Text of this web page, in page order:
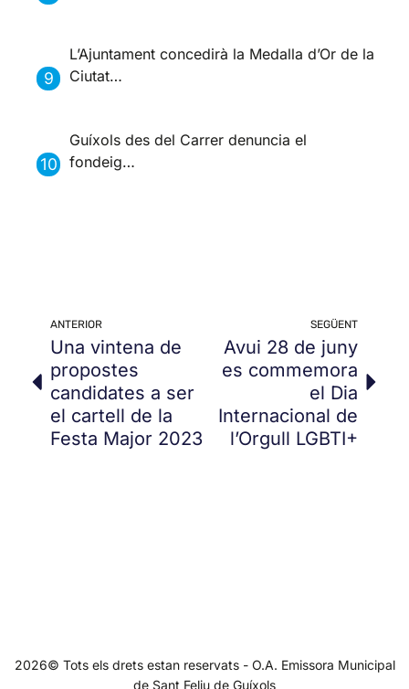
L’Ajuntament concedirà la Medalla d’Or de la
Ciutat…
Guíxols des del Carrer denuncia el
fondeig…
ANTERIOR
Una vintena de
propostes
candidates a ser
el cartell de la
Festa Major 2023
SEGÜENT
Avui 28 de juny
es commemora
el Dia
Internacional de
l’Orgull LGBTI+
2026© Tots els drets estan reservats - O.A. Emissora Municipal
de Sant Feliu de Guíxols